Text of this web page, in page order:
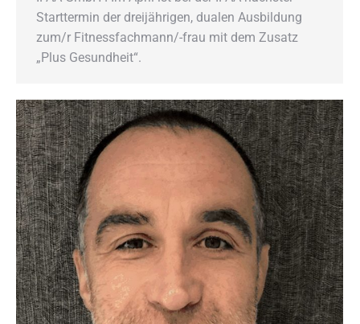
Starttermin der dreijährigen, dualen Ausbildung
zum/r Fitnessfachmann/-frau mit dem Zusatz
„Plus Gesundheit“.